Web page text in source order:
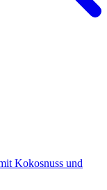
Kokosnuss und